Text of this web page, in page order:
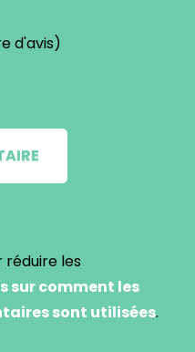
d'avis)
réduire les
sur comment les
sont utilisées.